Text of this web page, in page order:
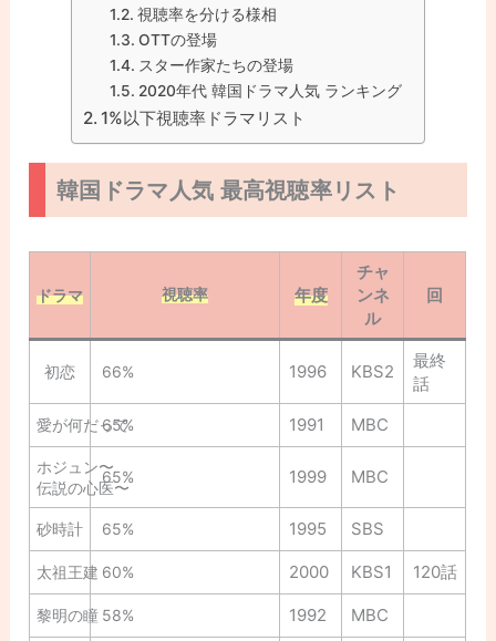
視聴率を分ける様相
OTTの登場
スター作家たちの登場
2020年代 韓国ドラマ人気 ランキング
1%以下視聴率ドラマリスト
韓国ドラマ人気 最高視聴率リスト
ドラマ 視聴率 年度
チャ
ンネ
ル
回
初恋 66% 1996 KBS2
最終
話
愛が何だって
65% 1991 MBC
ホジュン〜
伝説の心医〜
65% 1999 MBC
砂時計 65% 1995 SBS
太祖王建 60% 2000 KBS1 120話
黎明の瞳 58% 1992 MBC